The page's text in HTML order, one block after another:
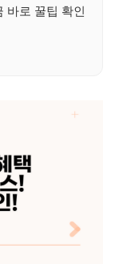
바로 꿀팁 확인